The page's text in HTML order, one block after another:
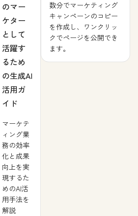
のマー
ケター
として
活躍す
るため
の生成AI
活用ガ
イド
マーケテ
ィング業
務の効率
化と成果
向上を実
現するた
めのAI活
用手法を
解説
数分でマーケティング
キャンペーンのコピー
を作成し、ワンクリッ
クでページを公開でき
ます。